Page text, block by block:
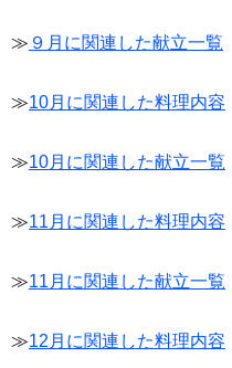
≫ ９月に関連した献立一覧
≫10月に関連した料理内容
≫10月に関連した献立一覧
≫11月に関連した料理内容
≫11月に関連した献立一覧
≫12月に関連した料理内容